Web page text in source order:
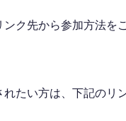
ク先から参加方法を
たい方は、下記のリ